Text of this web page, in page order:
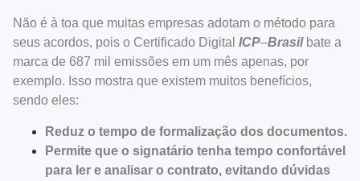
Não é à toa que muitas empresas adotam o método para
seus acordos, pois o Certificado Digital ICP–Brasilbate a
marca de 687 mil emissões em um mês apenas, por
exemplo. Isso mostra que existem muitos benefícios,
sendo eles:
Reduz o tempo de formalização dos documentos.
Permite que o signatário tenha tempo confortável
para ler e analisar o contrato, evitando dúvidas